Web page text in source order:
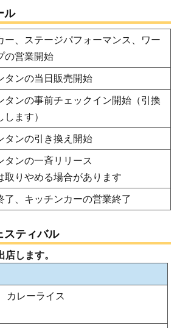
ル
ー、ステージパフォーマンス、ワー
の営業開始
タンの当日販売開始
タンの事前チェックイン開始（引換
ます）
タンの引き換え開始
タンの一斉リリース
りやめる場合があります
了、キッチンカーの営業終了
スティバル
します。
カレーライス